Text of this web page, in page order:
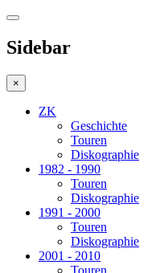
Sidebar
×
ZK
Geschichte
Touren
Diskographie
1982 - 1990
Touren
Diskographie
1991 - 2000
Touren
Diskographie
2001 - 2010
Touren